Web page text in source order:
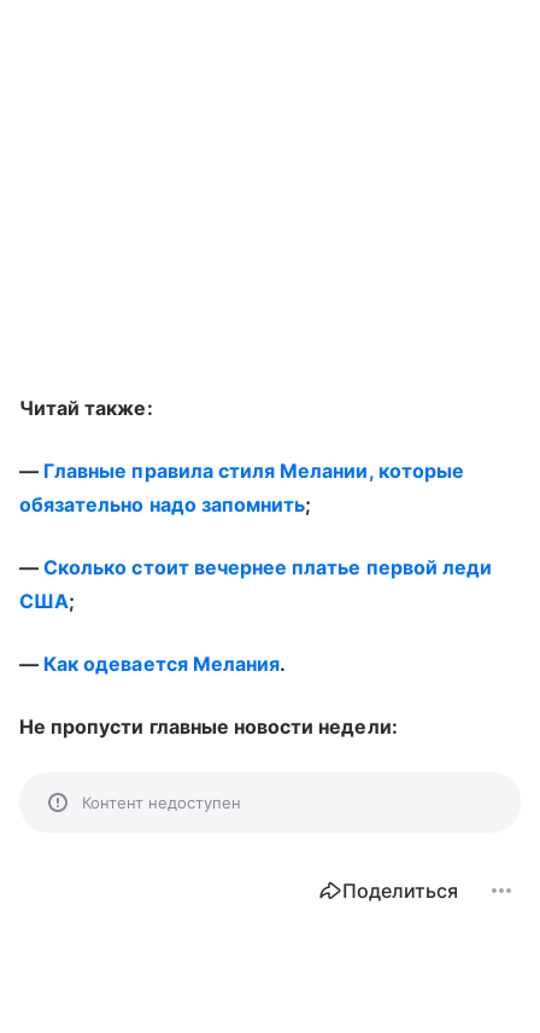
Читай также:
— Главные правила стиля Мелании, которые
обязательно надо запомнить;
—Сколько стоит вечернее платье первой леди
США;
— Как одевается Мелания.
Не пропусти главные новости недели:
Контент недоступен
Поделиться